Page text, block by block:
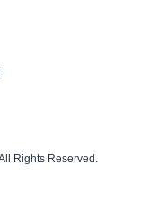
Rights Reserved.